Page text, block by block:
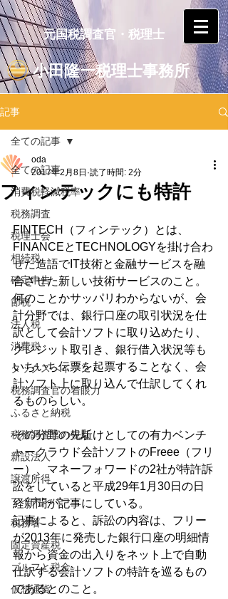
元国税調査官・税理士
小田隆一税理士事務所
記事
全ての記事
消費税軽減税率
税務調査
税理士会
相続税
確定申告
節税
法人税
消費税
タックスヘイブン
税務調査官の着眼力
ふるさと納税
税務調査官の視点
新設法人
譲渡所得
マイナンバー
税務署
固定資産税
ゴルフと税金
仮想通貨
全ての記事
フィンテックにも特許
oda
2017年2月8日 読了時間: 2分
FINTECH（フィンテック）とは、
FINANCEとTECHNOLOGYを掛け合わ
せた造語でIT技術と金融サービスを融
合させた新しい技術サービスのこと。
何のことかサッパリわからないが、会
計分野では、銀行口座の取引状況を仕
訳として会計ソフトに取り込めたり、
クレジット取引き、銀行借入状況等も
いちいち伝票を起票することなく、会
計ソフト上に取り込んで仕訳してくれ
るものらしい。
その分野の先駈けとしての有力ベンチ
ャークラウド会計ソフトのFreee（フリ
ー）、マネーフォワードの2社が特許訴
訟をしていると平成29年1月30日の日
経新聞が記事にしている。
記事によると、訴訟の内容は、フリー
が2013年に発売した銀行口座の明細情
報から資金の出入りをネット上で自動
仕訳する会計ソフトの特許を巡るもの
であるとのこと。